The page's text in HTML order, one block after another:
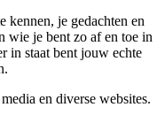
kennen, je gedachten en
wie je bent zo af en toe in
in staat bent jouw echte
en diverse websites.